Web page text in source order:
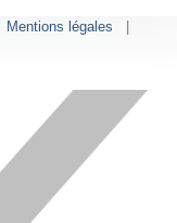
Mentions légales |